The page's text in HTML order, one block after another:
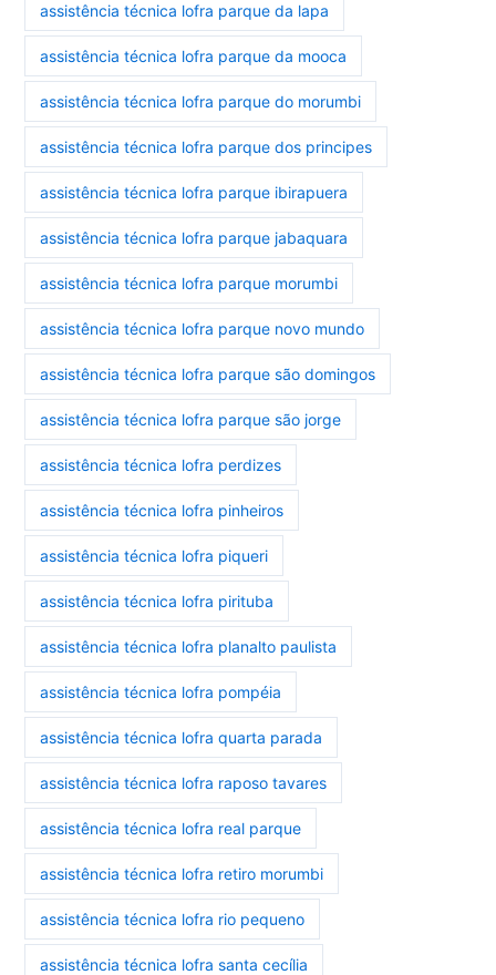
assistência técnica lofra parque da lapa
assistência técnica lofra parque da mooca
assistência técnica lofra parque do morumbi
assistência técnica lofra parque dos principes
assistência técnica lofra parque ibirapuera
assistência técnica lofra parque jabaquara
assistência técnica lofra parque morumbi
assistência técnica lofra parque novo mundo
assistência técnica lofra parque são domingos
assistência técnica lofra parque são jorge
assistência técnica lofra perdizes
assistência técnica lofra pinheiros
assistência técnica lofra piqueri
assistência técnica lofra pirituba
assistência técnica lofra planalto paulista
assistência técnica lofra pompéia
assistência técnica lofra quarta parada
assistência técnica lofra raposo tavares
assistência técnica lofra real parque
assistência técnica lofra retiro morumbi
assistência técnica lofra rio pequeno
assistência técnica lofra santa cecília